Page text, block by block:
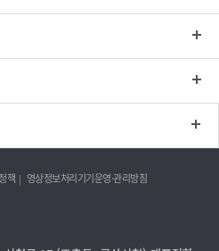
책 영상정보처리기기운영·관리방침